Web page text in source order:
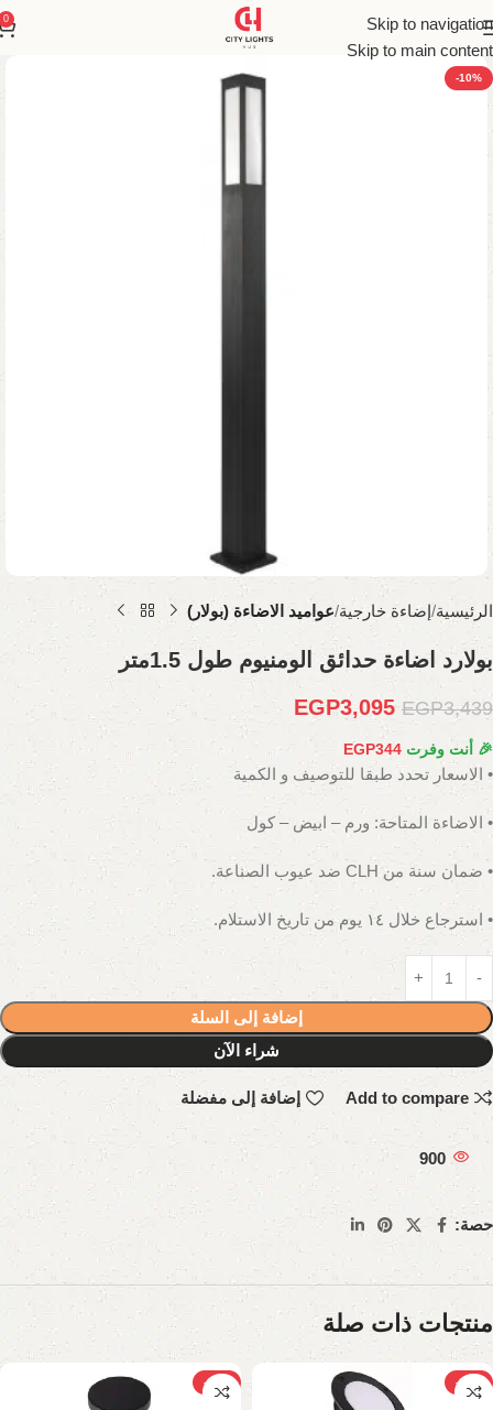
Skip to navigation
Skip to main content
0
-10%
الرئيسية إضاءة خارجية عواميد الاضاءة (بولار)
بولارد اضاءة حدائق الومنيوم طول 1.5متر
EGP3,439
EGP3,095
🎉 أنت وفرت EGP344
• الاسعار تحدد طبقا للتوصيف و الكمية
• الاضاءة المتاحة: ورم – ابيض – كول
• ضمان سنة من CLH ضد عيوب الصناعة.
• استرجاع خلال ١٤ يوم من تاريخ الاستلام.
إضافة إلى السلة
شراء الآن
Add to compare إضافة إلى مفضلة
900
حصة:
منتجات ذات صلة
-10%
-10%